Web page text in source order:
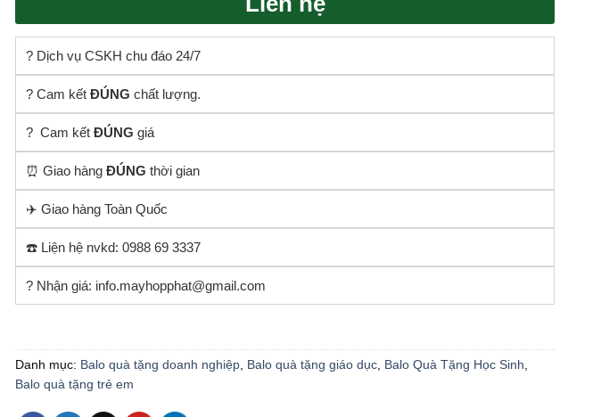
? Dịch vụ CSKH chu đáo 24/7
? Cam kết ĐÚNG chất lượng.
? Cam kết ĐÚNG giá
⏰ Giao hàng ĐÚNG thời gian
✈️ Giao hàng Toàn Quốc
☎️ Liện hệ nvkd: 0988 69 3337
? Nhận giá: info.mayhopphat@gmail.com
Danh mục: Balo quà tặng doanh nghiệp, Balo quà tặng giáo dục, Balo Quà Tặng Học Sinh,
Balo quà tặng trẻ em